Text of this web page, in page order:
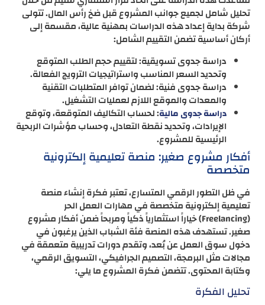
تحليل شامل لجميع جوانب المشروع قبل ضخ رأس المال. تتولى
شركة بداية إعداد هذه الدراسات بمهنية عالية، مقسمة إلى
أركان أساسية تضمن التقييم الشامل:
دراسة جدوى تسويقية: لتقييم حجم الطلب المتوقع
وتحديد السعر المناسب واستراتيجيات الترويج الفعالة.
دراسة جدوى فنية: لضمان توافر المتطلبات التقنية
والمعدات والموقع اللازم لعمليات التشغيل.
دراسة جدوى مالية: لحساب التكاليف المتوقعة، وتوقع
الإيرادات، وتحديد نقطة التعادل، وحساب مؤشرات الربحية
الرئيسية للمشروع.
أفكار مشروع صغير: منصة تعليمية إلكترونية
متخصصة
في ظل التطور الرقمي المتسارع، تعتبر فكرة إنشاء منصة
تعليمية إلكترونية متخصصة في مهارات العمل الحر
(Freelancing) خياراً استثمارياً ذكياً ومربحاً ضمن أفكار مشروع
صغير. تستهدف هذه المنصة فئة الشباب الذين يرغبون في
دخول سوق العمل عن بُعد، وتقدم دورات تدريبية متعمقة في
مجالات مثل البرمجة، التصميم الجرافيكي، التسويق الرقمي،
وكتابة المحتوى. تتضمن فكرة المشروع ما يلي:
تحليل الفكرة